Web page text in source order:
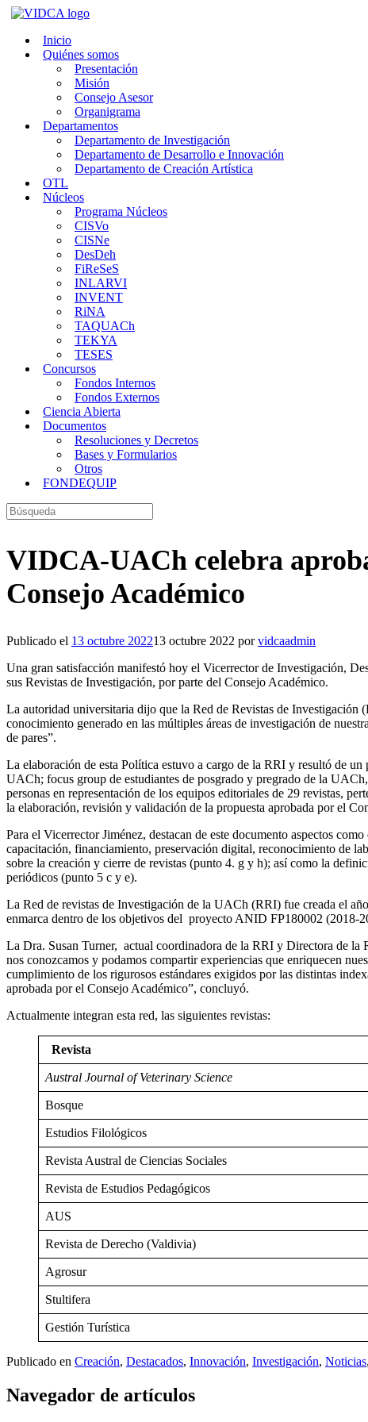
Saltar
contenidoInicio
Quiénes somos
Presentación
Misión
Consejo Asesor
Organigrama
Departamentos
Departamento de Investigación
Departamento de Desarrollo e Innovación
Departamento de Creación Artística
OTL
Núcleos
Programa Núcleos
CISVo
CISNe
DesDeh
FiReSeS
INLARVI
INVENT
RiNA
TAQUACh
TEKYA
TESES
Concursos
Fondos Internos
Fondos Externos
Ciencia Abierta
Documentos
Resoluciones y Decretos
Bases y Formularios
Otros
FONDEQUIP
Buscar:
VIDCA-UACh celebra
Consejo Académico
Publicado el 13 octubre 202213 octubre 2022 porvidcaadmin
Una gran satisfacción manifestó hoy el Vicerrector de Investigación,
sus Revistas de Investigación, por parte del Consejo Académico.
La autoridad universitaria dijo que la Red de Revistas de Investigación
conocimiento generado en las múltiples áreas de investigación de
de pares”.
La elaboración de esta Política estuvo a cargo de la RRI y resultó de
UACh; focus group de estudiantes de posgrado y pregrado de la
personas en representación de los equipos editoriales de 29 revistas,
la elaboración, revisión y validación de la propuesta aprobada por el
Para el Vicerrector Jiménez, destacan de este documento aspectos
capacitación, financiamiento, preservación digital, reconocimiento de
sobre la creación y cierre de revistas (punto 4. g y h); así como la
periódicos (punto 5 c y e).
La Red de revistas de Investigación de la UACh (RRI) fue creada el
enmarca dentro de los objetivos del proyecto ANID FP180002 (2018-
La Dra. Susan Turner, actual coordinadora de la RRI y Directora de la
nos conozcamos y podamos compartir experiencias que enriquecen
cumplimiento de los rigurosos estándares exigidos por las distintas
aprobada por el Consejo Académico”, concluyó.
Actualmente integran esta red, las siguientes revistas:
Revista
Austral Journal of Veterinary Science
Bosque
Estudios Filológicos
Revista Austral de Ciencias Sociales
Revista de Estudios Pedagógicos
AUS
Revista de Derecho (Valdivia)
Agrosur
Stultifera
Gestión Turística
Publicado en Creación, Destacados, Innovación, Investigación, Noticias,
Navegador de artículos